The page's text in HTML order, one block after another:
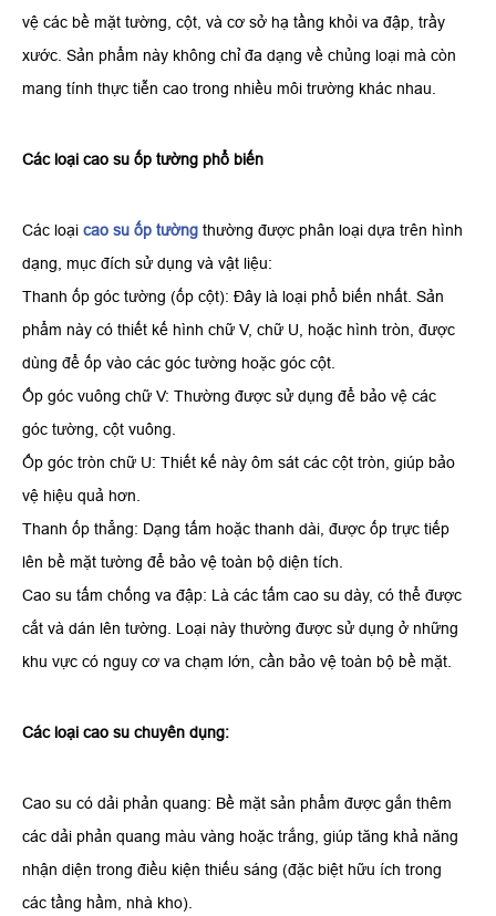
vệ các bề mặt tường, cột, và cơ sở hạ tầng khỏi va đập, trầy
xước. Sản phẩm này không chỉ đa dạng về chủng loại mà còn
mang tính thực tiễn cao trong nhiều môi trường khác nhau.
​Các loại cao su ốp tường phổ biến
​Các loại cao su ốp tường thường được phân loại dựa trên hình
dạng, mục đích sử dụng và vật liệu:
​Thanh ốp góc tường (ốp cột): Đây là loại phổ biến nhất. Sản
phẩm này có thiết kế hình chữ V, chữ U, hoặc hình tròn, được
dùng để ốp vào các góc tường hoặc góc cột.
​Ốp góc vuông chữ V: Thường được sử dụng để bảo vệ các
góc tường, cột vuông.
​Ốp góc tròn chữ U: Thiết kế này ôm sát các cột tròn, giúp bảo
vệ hiệu quả hơn.
​Thanh ốp thẳng: Dạng tấm hoặc thanh dài, được ốp trực tiếp
lên bề mặt tường để bảo vệ toàn bộ diện tích.
​Cao su tấm chống va đập: Là các tấm cao su dày, có thể được
cắt và dán lên tường. Loại này thường được sử dụng ở những
khu vực có nguy cơ va chạm lớn, cần bảo vệ toàn bộ bề mặt.
​Các loại cao su chuyên dụng:
​Cao su có dải phản quang: Bề mặt sản phẩm được gắn thêm
các dải phản quang màu vàng hoặc trắng, giúp tăng khả năng
nhận diện trong điều kiện thiếu sáng (đặc biệt hữu ích trong
các tầng hầm, nhà kho).